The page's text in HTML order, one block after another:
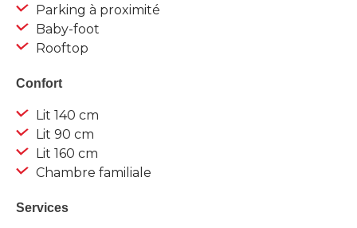
Parking à proximité
Baby-foot
Rooftop
Confort
Lit 140 cm
Lit 90 cm
Lit 160 cm
Chambre familiale
Services